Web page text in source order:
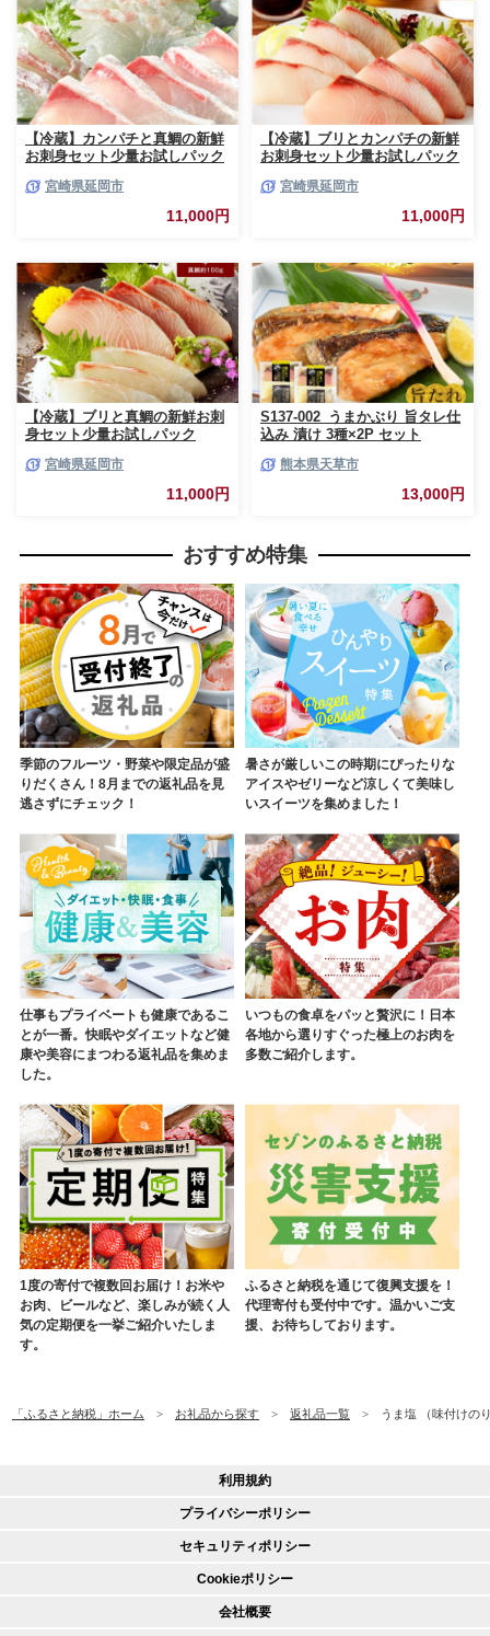
【冷蔵】カンパチと真鯛の新鮮
お刺身セット少量お試しパック
宮崎県延岡市
11,000円
【冷蔵】ブリとカンパチの新鮮
お刺身セット少量お試しパック
宮崎県延岡市
11,000円
【冷蔵】ブリと真鯛の新鮮お刺
身セット少量お試しパック
宮崎県延岡市
11,000円
S137-002_うまかぶり 旨タレ仕
込み 漬け 3種×2P セット
熊本県天草市
13,000円
おすすめ特集
季節のフルーツ・野菜や限定品が盛
りだくさん！8月までの返礼品を見
逃さずにチェック！
暑さが厳しいこの時期にぴったりな
アイスやゼリーなど涼しくて美味し
いスイーツを集めました！
仕事もプライベートも健康であるこ
とが一番。快眠やダイエットなど健
康や美容にまつわる返礼品を集めま
した。
いつもの食卓をパッと贅沢に！日本
各地から選りすぐった極上のお肉を
多数ご紹介します。
1度の寄付で複数回お届け！お米や
お肉、ビールなど、楽しみが続く人
気の定期便を一挙ご紹介いたしま
す。
ふるさと納税を通じて復興支援を！
代理寄付も受付中です。温かいご支
援、お待ちしております。
「ふるさと納税」ホーム お礼品から探す 返礼品一覧 うま塩 （味付けの
利用規約
プライバシーポリシー
セキュリティポリシー
Cookieポリシー
会社概要